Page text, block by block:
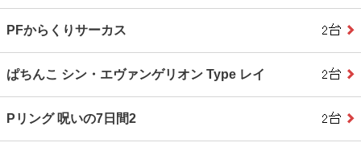
PFからくりサーカス
ぱちんこ シン・エヴァンゲリオン Type レイ
Pリング 呪いの7日間2